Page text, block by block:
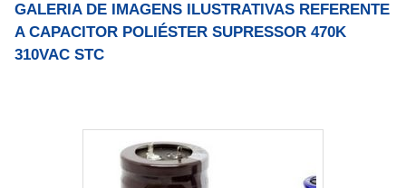
GALERIA DE IMAGENS ILUSTRATIVAS REFERENTE
A CAPACITOR POLIÉSTER SUPRESSOR 470K
310VAC STC